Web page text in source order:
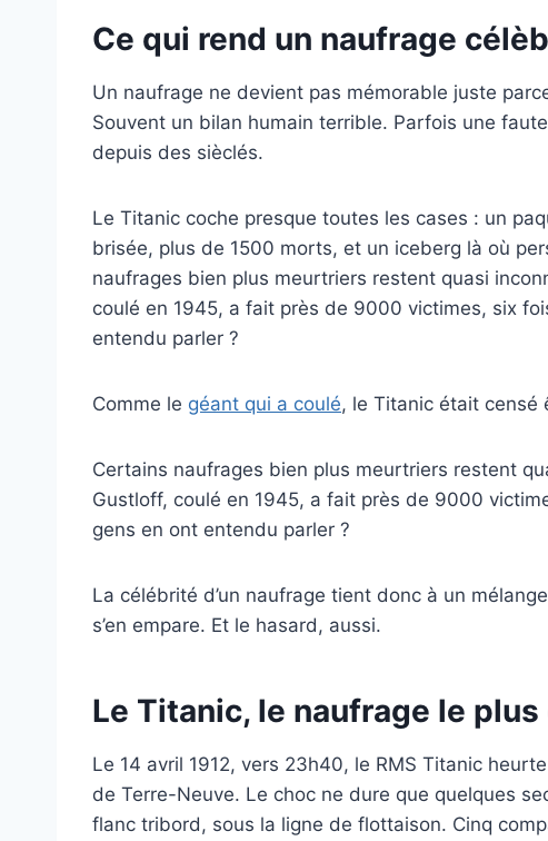
Ce qui rend un naufrage
Un naufrage ne devient pas mémorable juste
Souvent un bilan humain terrible. Parfois une
depuis des sièclés.
Le Titanic coche presque toutes les cases : un
brisée, plus de 1500 morts, et un iceberg là où
naufrages bien plus meurtriers restent quasi
coulé en 1945, a fait près de 9000 victimes, six
entendu parler ?
Comme le géant qui a coulé, le Titanic était censé
Certains naufrages bien plus meurtriers restent
Gustloff, coulé en 1945, a fait près de 9000
gens en ont entendu parler ?
La célébrité d’un naufrage tient donc à un
s’en empare. Et le hasard, aussi.
Le Titanic, le naufrage le
Le 14 avril 1912, vers 23h40, le RMS Titanic
de Terre-Neuve. Le choc ne dure que quelques
flanc tribord, sous la ligne de flottaison. Cinq